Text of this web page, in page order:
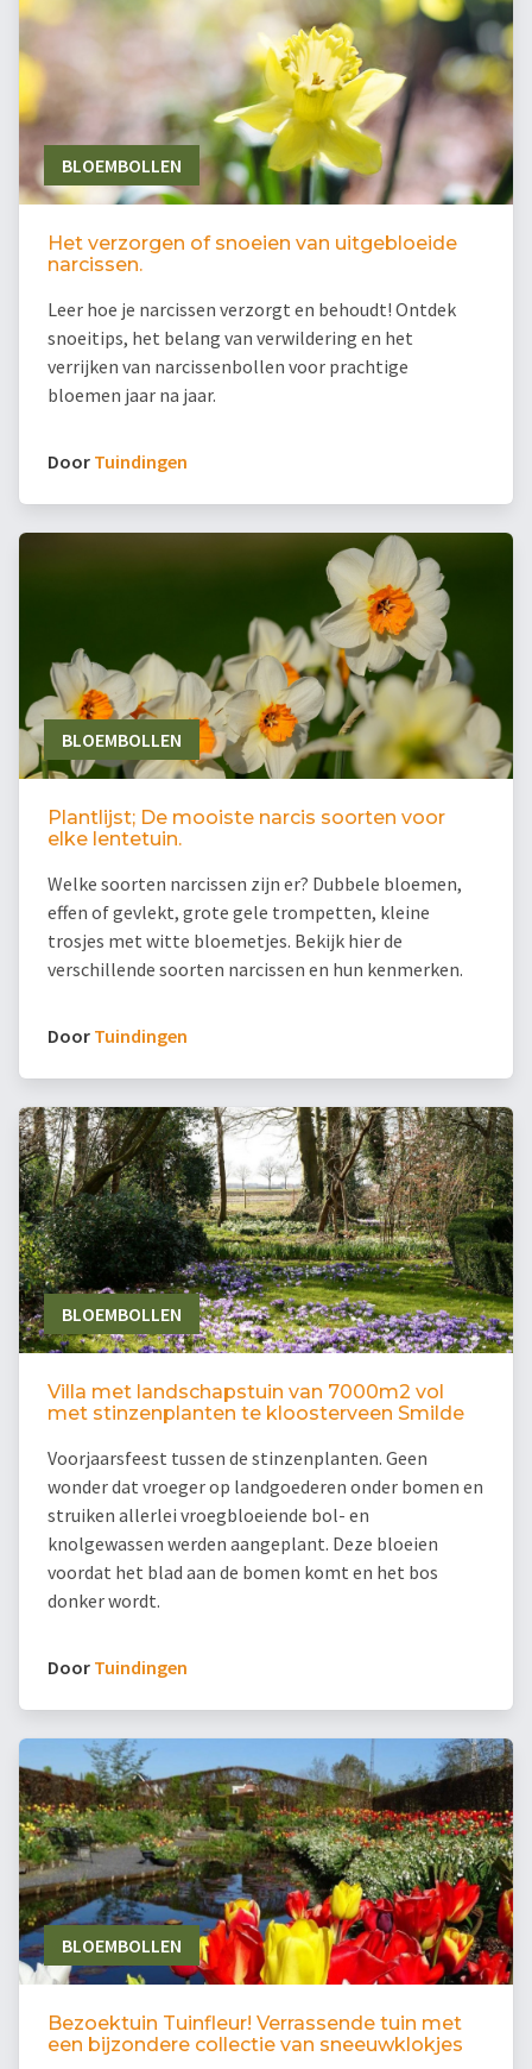
BLOEMBOLLEN
Het verzorgen of snoeien van uitgebloeide
narcissen.
Leer hoe je narcissen verzorgt en behoudt! Ontdek
snoeitips, het belang van verwildering en het
verrijken van narcissenbollen voor prachtige
bloemen jaar na jaar.
Door Tuindingen
BLOEMBOLLEN
Plantlijst; De mooiste narcis soorten voor
elke lentetuin.
Welke soorten narcissen zijn er? Dubbele bloemen,
effen of gevlekt, grote gele trompetten, kleine
trosjes met witte bloemetjes. Bekijk hier de
verschillende soorten narcissen en hun kenmerken.
Door Tuindingen
BLOEMBOLLEN
Villa met landschapstuin van 7000m2 vol
met stinzenplanten te kloosterveen Smilde
Voorjaarsfeest tussen de stinzenplanten. Geen
wonder dat vroeger op landgoederen onder bomen en
struiken allerlei vroegbloeiende bol- en
knolgewassen werden aangeplant. Deze bloeien
voordat het blad aan de bomen komt en het bos
donker wordt.
Door Tuindingen
BLOEMBOLLEN
Bezoektuin Tuinfleur! Verrassende tuin met
een bijzondere collectie van sneeuwklokjes